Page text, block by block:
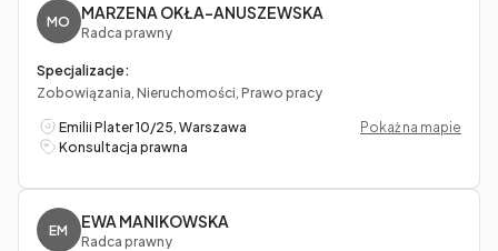
MO MARZENA OKŁA-ANUSZEWSKA
Radca prawny
Specjalizacje:
Zobowiązania, Nieruchomości, Prawo pracy
Emilii Plater 10/25, Warszawa
Pokaż na mapie
Konsultacja prawna
EM EWA MANIKOWSKA
Radca prawny